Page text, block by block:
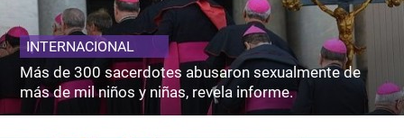
INTERNACIONAL
Más de 300 sacerdotes abusaron sexualmente de
más de mil niños y niñas, revela informe.